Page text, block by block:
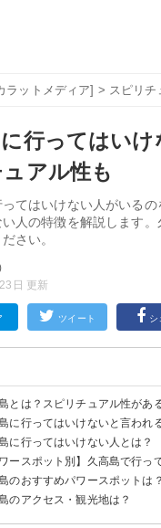
ラットメディア] > スピリチ
行ってはい
アル性も
てはいけない人がいる
人の特徴を解説します
さい。
日 更新
ツイート シ
とは？スピリチュアル性があ
建国の神が降り立った地
島の神女「ノロ」
島の塩には浄化の効果があるとされ
に行ってはいけないと言われ
ち入り禁止区域がある
の資源を荒らしてはいけないから
に行ってはいけない人とは？
ナーを守れない人
止区域に入ろうとする観光客
拶をしない人
シガニやサンゴなど資源を荒らす人
高島に呼ばれていない人
場御嶽を参拝していない人
ワースポット別】久高島で行っ
ー御嶽
キ浜
ール岬（神事の時期）
のおすすめパワースポットは？
ュマルの木
庭
口
チャアタイ
ギ浜
のアクセス・観光地は？